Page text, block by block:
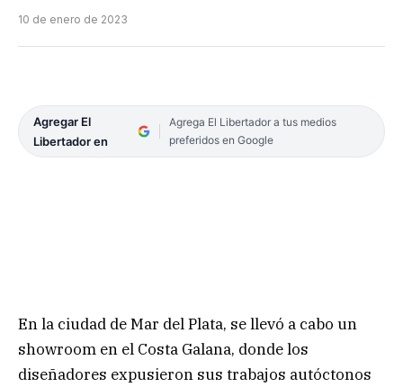
10 de enero de 2023
Agregar El
Libertador en
Agrega El Libertador a tus medios
preferidos en Google
En la ciudad de Mar del Plata, se llevó a cabo un
showroom en el Costa Galana, donde los
diseñadores expusieron sus trabajos autóctonos